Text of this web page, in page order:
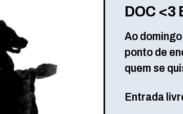
DOC <3
Ao
ponto de
quem se
Entrada